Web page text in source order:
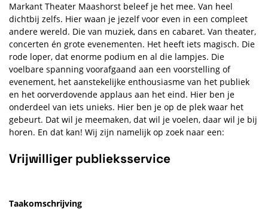
Markant Theater Maashorst beleef je het mee. Van heel
dichtbij zelfs. Hier waan je jezelf voor even in een compleet
andere wereld. Die van muziek, dans en cabaret. Van theater,
concerten én grote evenementen. Het heeft iets magisch. Die
rode loper, dat enorme podium en al die lampjes. Die
voelbare spanning voorafgaand aan een voorstelling of
evenement, het aanstekelijke enthousiasme van het publiek
en het oorverdovende applaus aan het eind. Hier ben je
onderdeel van iets unieks. Hier ben je op de plek waar het
gebeurt. Dat wil je meemaken, dat wil je voelen, daar wil je bij
horen. En dat kan! Wij zijn namelijk op zoek naar een:
Vrijwilliger publieksservice
Taakomschrijving